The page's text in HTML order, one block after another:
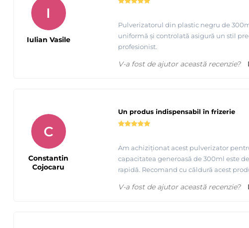
Pulverizatorul din plastic negru de
uniformă și controlată asigură un stil
profesionist.
I
Iulian Vasile
V-a fost de ajutor această recenzie?
Un produs indispensabil în frizerie
Am achiziționat acest pulverizator
capacitatea generoasă de 300ml este
rapidă. Recomand cu căldură acest
C
Constantin
Cojocaru
V-a fost de ajutor această recenzie?